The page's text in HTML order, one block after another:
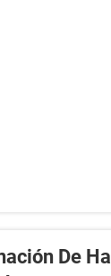
De